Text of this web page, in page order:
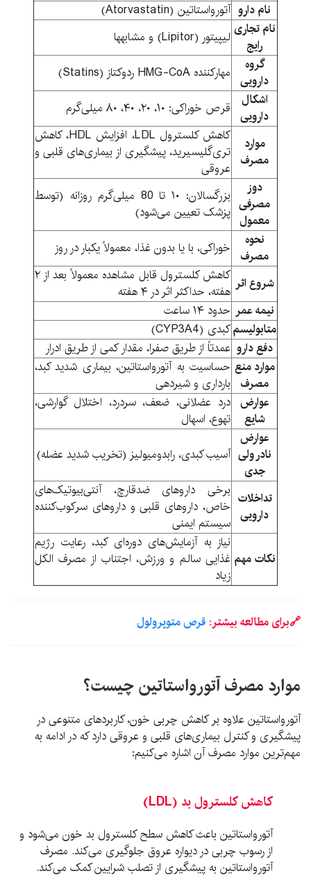
نام دارو آتورواستاتین (Atorvastatin)
نام تجاری
رایج
لیپیتور (Lipitor) و مشابهها
گروه
دارویی مهارکننده HMG-CoA ردوکتاز (Statins)
اشکال
دارویی قرص خوراکی: ۱۰، ۲۰، ۴۰، ۸۰ میلی‌گرم
موارد
مصرف
کاهش کلسترول LDL، افزایش HDL، کاهش
تری‌گلیسیرید، پیشگیری از بیماری‌های قلبی و
عروقی
دوز
مصرفی
معمول
بزرگسالان: ۱۰ تا 80 میلی‌گرم روزانه (توسط
پزشک تعیین می‌شود)
نحوه
مصرف خوراکی، با یا بدون غذا، معمولاً یکبار در روز
شروع اثر
کاهش کلسترول قابل مشاهده معمولاً بعد از ۲
هفته، حداکثر اثر در ۴ هفته
نیمه عمر حدود ۱۴ ساعت
متابولیسمکبدی (CYP3A4)
دفع دارو عمدتاً از طریق صفرا، مقدار کمی از طریق ادرار
موارد منع
مصرف
حساسیت به آتورواستاتین، بیماری شدید کبد،
بارداری و شیردهی
عوارض
شایع
درد عضلانی، ضعف، سردرد، اختلال گوارشی،
تهوع، اسهال
عوارض
نادر ولی
جدی
آسیب کبدی، رابدومیولیز (تخریب شدید عضله)
تداخلات
دارویی
برخی داروهای ضدقارچ، آنتی‌بیوتیک‌های
خاص، داروهای قلبی و داروهای سرکوب‌کننده
سیستم ایمنی
نکات مهم
نیاز به آزمایش‌های دوره‌ای کبد، رعایت رژیم
غذایی سالم و ورزش، اجتناب از مصرف الکل
زیاد
🔗برای مطالعه بیشتر: قرص متوپرولول
موارد مصرف آتورواستاتین چیست؟
آتورواستاتین علاوه بر کاهش چربی خون، کاربردهای متنوعی در
پیشگیری و کنترل بیماری‌های قلبی و عروقی دارد که در ادامه به
مهم‌ترین موارد مصرف آن اشاره می‌کنیم:
کاهش کلسترول بد (LDL)
آتورواستاتین باعث کاهش سطح کلسترول بد خون می‌شود و
از رسوب چربی در دیواره عروق جلوگیری می‌کند. مصرف
آتورواستاتین به پیشگیری از تصلب شرایین کمک می‌کند.